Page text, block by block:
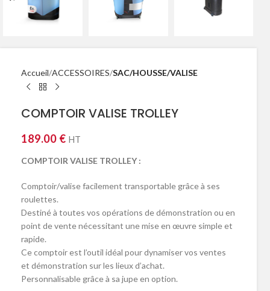
Accueil ACCESSOIRES SAC/HOUSSE/VALISE
COMPTOIR VALISE TROLLEY
189.00 € HT
COMPTOIR VALISE TROLLEY :
Comptoir/valise facilement transportable grâce à ses
roulettes.
Destiné à toutes vos opérations de démonstration ou en
point de vente nécessitant une mise en œuvre simple et
rapide.
Ce comptoir est l’outil idéal pour dynamiser vos ventes
et démonstration sur les lieux d’achat.
Personnalisable grâce à sa jupe en option.